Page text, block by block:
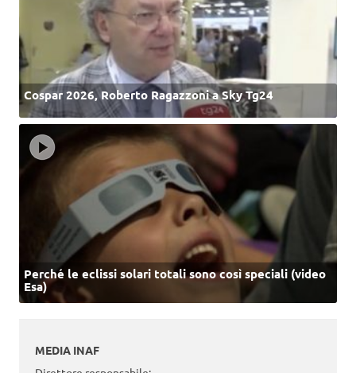
Cospar 2026, Roberto Ragazzoni a Sky Tg24
Perché le eclissi solari totali sono così speciali (video
Esa)
MEDIA INAF